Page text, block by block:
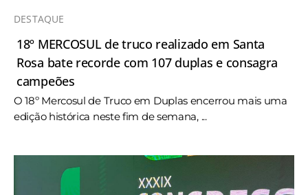
DESTAQUE
18º MERCOSUL de truco realizado em Santa
Rosa bate recorde com 107 duplas e consagra
campeões
O 18º Mercosul de Truco em Duplas encerrou mais uma
edição histórica neste fim de semana, ...